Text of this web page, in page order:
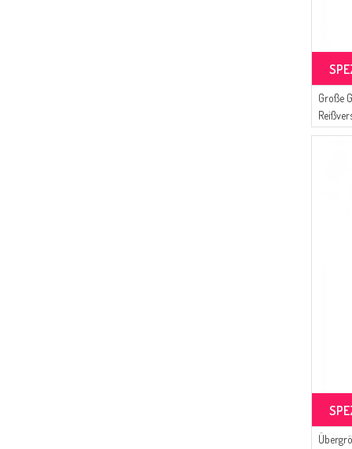
Große